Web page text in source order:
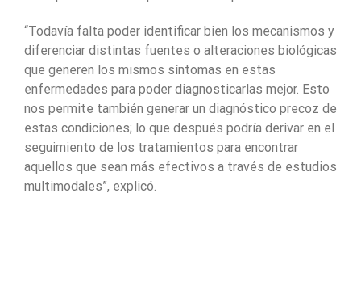
“Todavía falta poder identificar bien los mecanismos y
diferenciar distintas fuentes o alteraciones biológicas
que generen los mismos síntomas en estas
enfermedades para poder diagnosticarlas mejor. Esto
nos permite también generar un diagnóstico precoz de
estas condiciones; lo que después podría derivar en el
seguimiento de los tratamientos para encontrar
aquellos que sean más efectivos a través de estudios
multimodales”, explicó.